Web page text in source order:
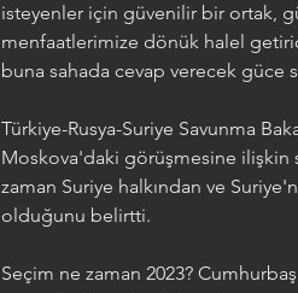
isteyenler için güvenilir bir ortak,
menfaatlerimize dönük halel
buna sahada cevap verecek
Türkiye-Rusya-Suriye Savunma
Moskova'daki görüşmesine ilişkin
zaman Suriye halkından ve
olduğunu belirtti.
Seçim ne zaman 2023?